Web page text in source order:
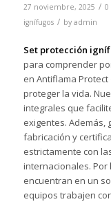
27 noviembre, 2025 / 0
ignífugos / by admin
Set protección
para comprender
en Antiflama
proteger la vida.
integrales que
exigentes. Además,
fabricación y
estrictamente con
internacionales. Por
encuentran en un
equipos trabajen